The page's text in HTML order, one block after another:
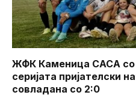
ЖФК Каменица САСА со
серијата пријателски
совладана со 2:0